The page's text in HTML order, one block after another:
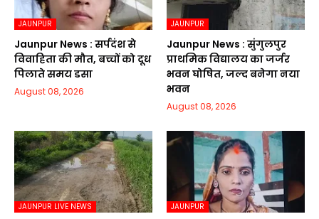
JAUNPUR
Jaunpur News : सर्पदंश से
विवाहिता की मौत, बच्चों को दूध
पिलाते समय डसा
August 08, 2026
JAUNPUR
Jaunpur News : सुंगुलपुर
प्राथमिक विद्यालय का जर्जर
भवन घोषित, जल्द बनेगा नया
भवन
August 08, 2026
JAUNPUR LIVE NEWS JAUNPUR